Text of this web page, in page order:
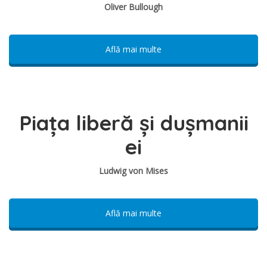
Oliver Bullough
Află mai multe
Piața liberă și dușmanii
ei
Ludwig von Mises
Află mai multe